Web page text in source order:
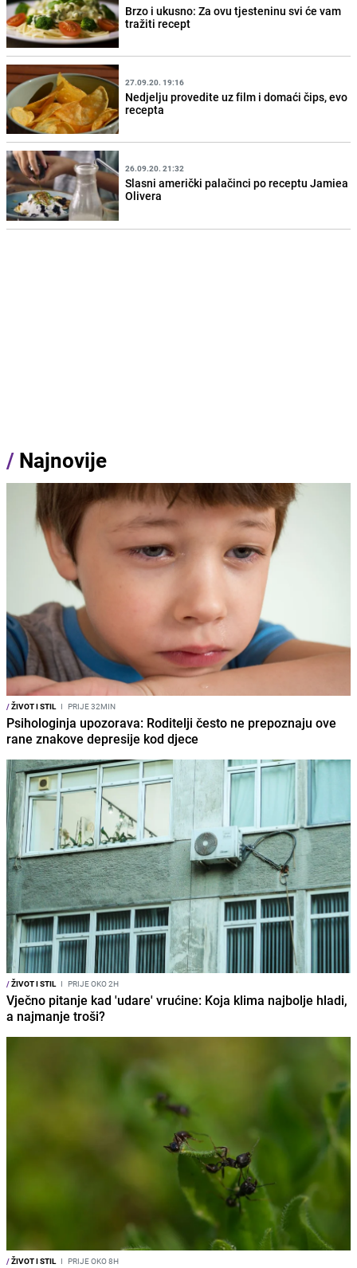
Brzo i ukusno: Za ovu tjesteninu svi će vam
tražiti recept
27.09.20. 19:16
Nedjelju provedite uz film i domaći čips, evo
recepta
26.09.20. 21:32
Slasni američki palačinci po receptu Jamiea
Olivera
/ Najnovije
/ŽIVOT I STIL I PRIJE 32MIN
Psihologinja upozorava: Roditelji često ne prepoznaju ove
rane znakove depresije kod djece
/ŽIVOT I STIL I PRIJE OKO 2H
Vječno pitanje kad 'udare' vrućine: Koja klima najbolje hladi,
a najmanje troši?
/ŽIVOT I STIL I PRIJE OKO 8H